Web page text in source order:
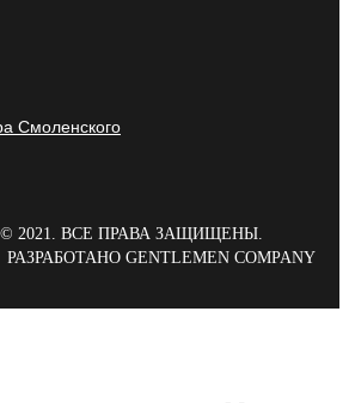
Смоленского
© 2021. ВСЕ ПРАВА ЗАЩИЩЕНЫ.
РАЗРАБОТАНО GENTLEMEN COMPANY